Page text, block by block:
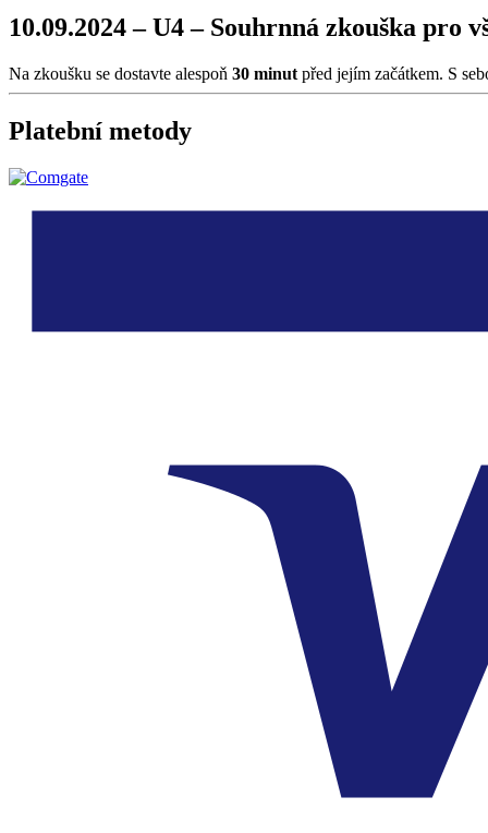
10.09.2024 – U4 – Souhrnná zkouška pro
Na zkoušku se dostavte alespoň 30 minut před jejím začátkem. S
Platební metody